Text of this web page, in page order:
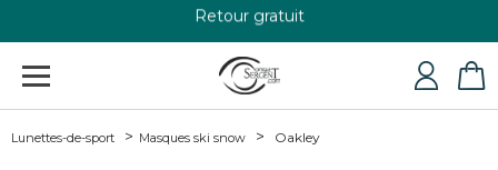
+33 4 79 24 76 84
Lunettes-de-sport Masques ski snow Oakley